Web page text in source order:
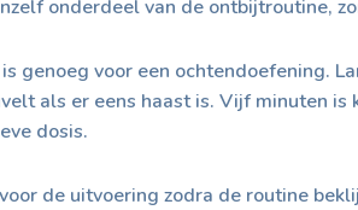
onderdeel van de ontbijtroutine,
is genoeg voor een ochtendoefening.
als er eens haast is. Vijf minuten
dosis.
de uitvoering zodra de routine